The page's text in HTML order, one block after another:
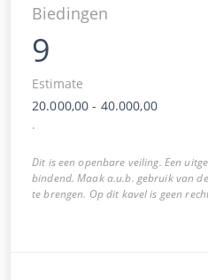
Biedingen
9
Estimate
20.000,00 - 40.000,00
.
Dit is een openbare veiling. Een
bindend. Maak a.u.b. gebruik van
te brengen. Op dit kavel is geen